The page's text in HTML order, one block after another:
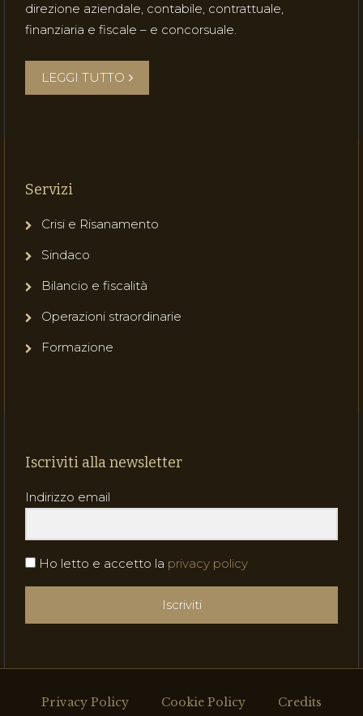
direzione aziendale, contabile, contrattuale,
finanziaria e fiscale – e concorsuale.
LEGGI TUTTO
Servizi
Crisi e Risanamento
Sindaco
Bilancio e fiscalità
Operazioni straordinarie
Formazione
Iscriviti alla newsletter
Indirizzo email
Ho letto e accetto la privacy policy
Iscriviti
Privacy Policy Cookie Policy Credits